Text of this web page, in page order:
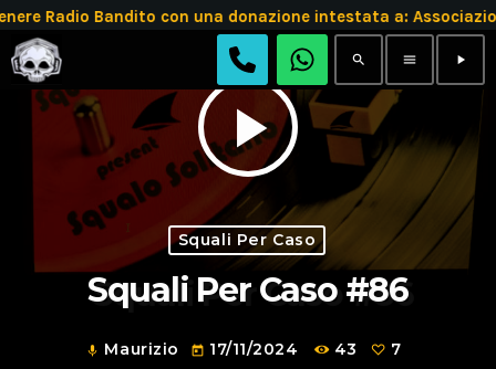
Radio Bandito con una donazione intestata a:
search menu play_arrow
play_arrow
Squali Per Caso
Squali Per Caso #86
mic Maurizio today 17/11/2024 43 7